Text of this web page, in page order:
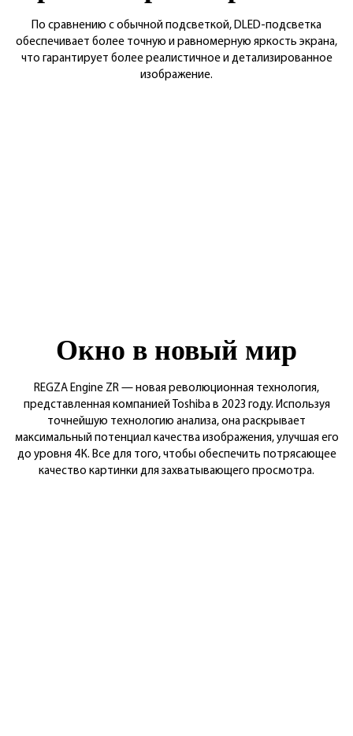
По сравнению с обычной подсветкой, DLED-подсветка
обеспечивает более точную и равномерную яркость экрана,
что гарантирует более реалистичное и детализированное
изображение.
Окно в новый мир
REGZA Engine ZR — новая революционная технология,
представленная компанией Toshiba в 2023 году. Используя
точнейшую технологию анализа, она раскрывает
максимальный потенциал качества изображения, улучшая его
до уровня 4К. Все для того, чтобы обеспечить потрясающее
качество картинки для захватывающего просмотра.